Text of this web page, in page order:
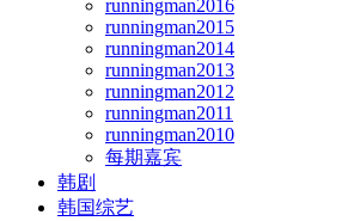
runningman2016
runningman2015
runningman2014
runningman2013
runningman2012
runningman2011
runningman2010
每期嘉宾
韩剧
韩国综艺